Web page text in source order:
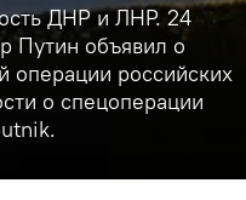
ДНР и ЛНР. 24
Путин объявил о
операции российских
о спецоперации